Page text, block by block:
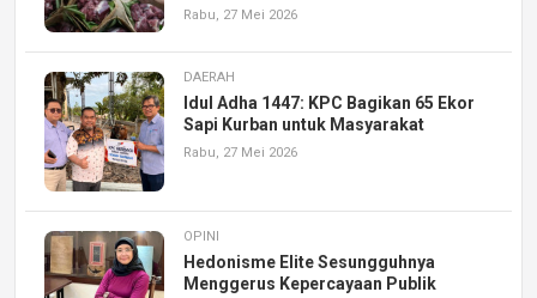
Rabu, 27 Mei 2026
DAERAH
Idul Adha 1447: KPC Bagikan 65 Ekor
Sapi Kurban untuk Masyarakat
Rabu, 27 Mei 2026
OPINI
Hedonisme Elite Sesungguhnya
Menggerus Kepercayaan Publik